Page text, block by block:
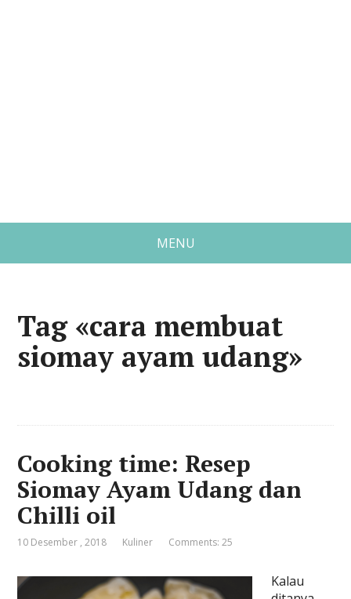
MENU
Tag «cara membuat
siomay ayam udang»
Cooking time: Resep
Siomay Ayam Udang dan
Chilli oil
10 Desember , 2018 Kuliner Comments: 25
Kalau